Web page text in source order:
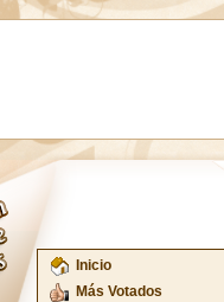
Inicio
Más Votados